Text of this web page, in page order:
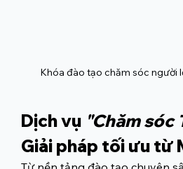
Khóa đào tạo chăm sóc người
Dịch vụ "Chăm sóc
Giải pháp tối ưu từ